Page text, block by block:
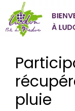
contenu
pluie